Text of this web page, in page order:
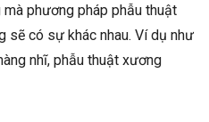
phương pháp phẫu thuật
có sự khác nhau. Ví dụ như
nhĩ, phẫu thuật xương